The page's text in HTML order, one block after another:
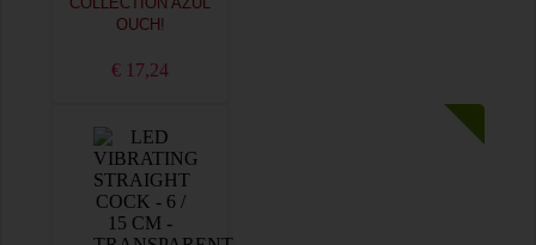
COLLECTION AZUL
OUCH!
€ 17,24